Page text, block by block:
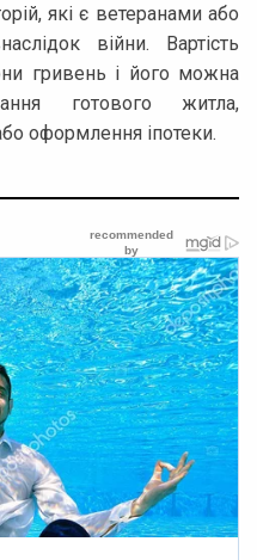
які є ветеранами або
війни. Вартість
гривень і його можна
готового житла,
оформлення іпотеки.